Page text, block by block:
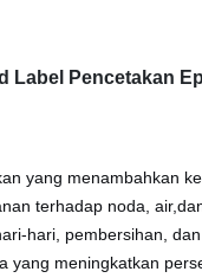
Label Pencetakan
yang menambahkan
terhadap noda,
hari, pembersihan,
meningkatkan